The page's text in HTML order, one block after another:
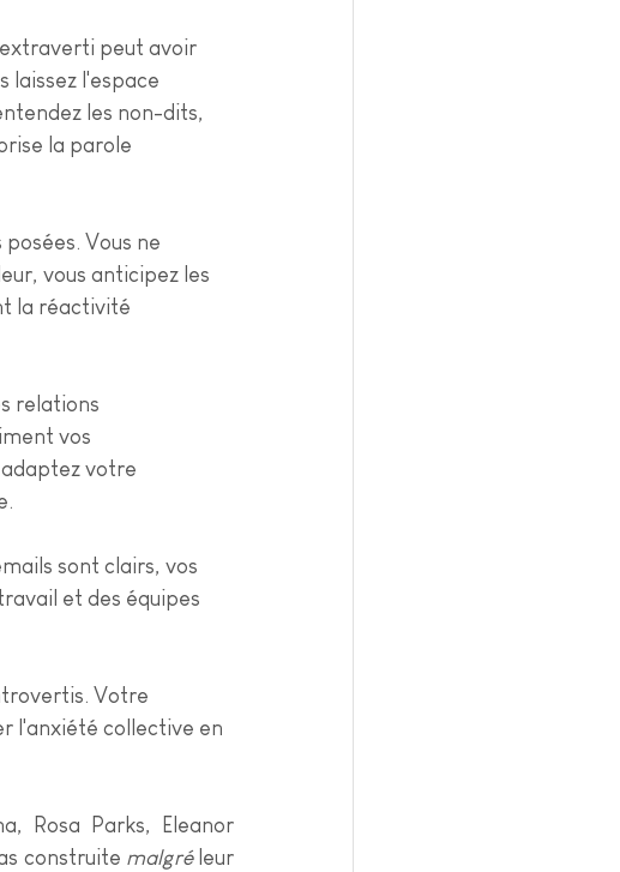
peut avoir
laissez l'espace
les non-dits,
la parole
Vous ne
vous anticipez les
la réactivité
relations
vos
votre
sont clairs, vos
et des équipes
Votre
l'anxiété collective en
Rosa Parks, Eleanor
construite malgré leur